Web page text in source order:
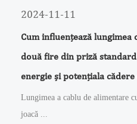
2024-11-11
Cum influențează
două fire din priză
energie și potențiala cădere
Lungimea a cablu de alimentare
joacă ...